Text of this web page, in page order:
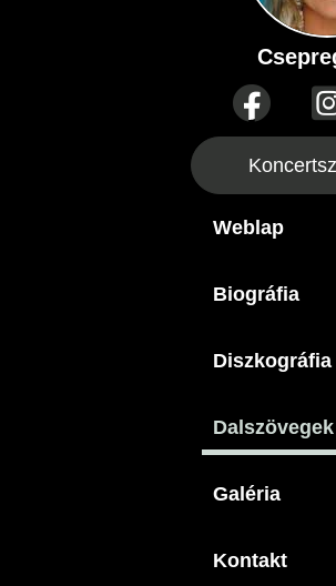
Weblap
Biográfia
Diszkográfia
Dalszövegek
Galéria
Kontakt